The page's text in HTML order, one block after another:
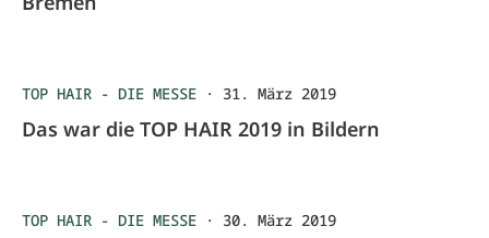
TOP HAIR - DIE MESSE · 31. März 2019
Das war die TOP HAIR 2019 in Bildern
TOP HAIR - DIE MESSE · 30. März 2019